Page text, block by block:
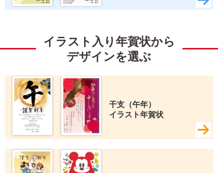
イラスト入り年賀状から
デザインを選ぶ
干支（午年）
イラスト年賀状